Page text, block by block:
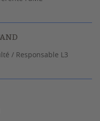
/ Responsable L3